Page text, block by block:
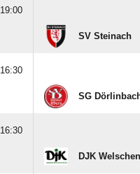
19:00
SV Steinach
16:30
SG
16:30
DJK